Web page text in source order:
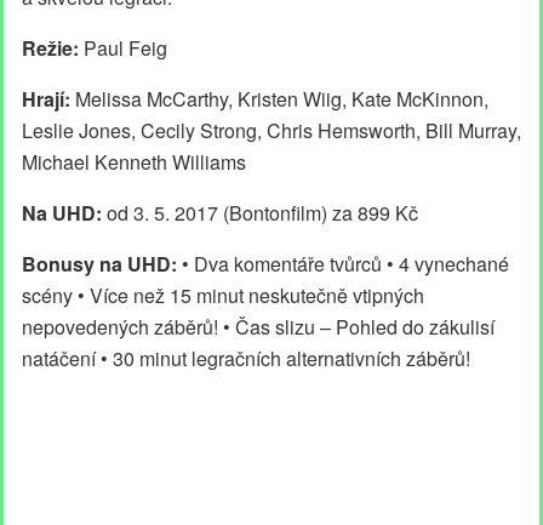
Režie: Paul Feig
Hrají: Melissa McCarthy, Kristen Wiig, Kate McKinnon,
Leslie Jones, Cecily Strong, Chris Hemsworth, Bill Murray,
Michael Kenneth Williams
Na UHD: od 3. 5. 2017 (Bontonfilm) za 899 Kč
Bonusy na UHD: • Dva komentáře tvůrců • 4 vynechané
scény • Více než 15 minut neskutečně vtipných
nepovedených záběrů! • Čas slizu – Pohled do zákulisí
natáčení • 30 minut legračních alternativních záběrů!